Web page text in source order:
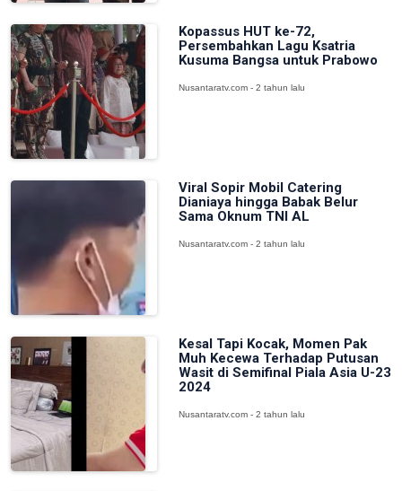
Kopassus HUT ke-72,
Persembahkan Lagu Ksatria
Kusuma Bangsa untuk Prabowo
Nusantaratv.com - 2 tahun lalu
Viral Sopir Mobil Catering
Dianiaya hingga Babak Belur
Sama Oknum TNI AL
Nusantaratv.com - 2 tahun lalu
Kesal Tapi Kocak, Momen Pak
Muh Kecewa Terhadap Putusan
Wasit di Semifinal Piala Asia U-23
2024
Nusantaratv.com - 2 tahun lalu